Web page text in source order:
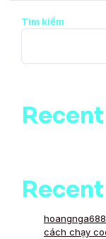
Tìm kiếm
cách chạy